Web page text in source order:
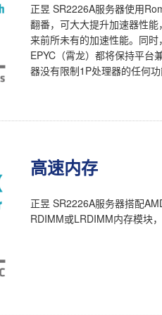
正昱 SR2226A服务器使用
翻番，可大大提升加速器性
来前所未有的加速性能。同时
EPYC（霄龙）都将保持平台
器没有限制1P处理器的任何
高速内存
正昱 SR2226A服务器搭配
RDIMM或LRDIMM内存模块